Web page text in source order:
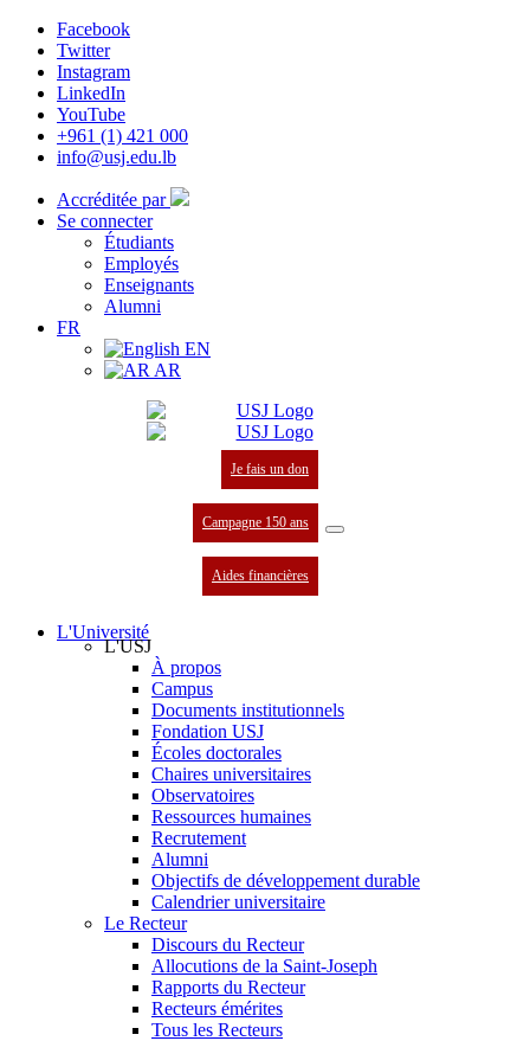
Facebook
Twitter
Instagram
LinkedIn
YouTube
+961 (1) 421 000
info@usj.edu.lb
Accréditée par
Se connecter
Étudiants
Employés
Enseignants
Alumni
FR
EN
AR
Je fais un don
Campagne 150 ans
Aides financières
L'Université
L'USJ
À propos
Campus
Documents institutionnels
Fondation USJ
Écoles doctorales
Chaires universitaires
Observatoires
Ressources humaines
Recrutement
Alumni
Objectifs de développement durable
Calendrier universitaire
Le Recteur
Discours du Recteur
Allocutions de la Saint-Joseph
Rapports du Recteur
Recteurs émérites
Tous les Recteurs